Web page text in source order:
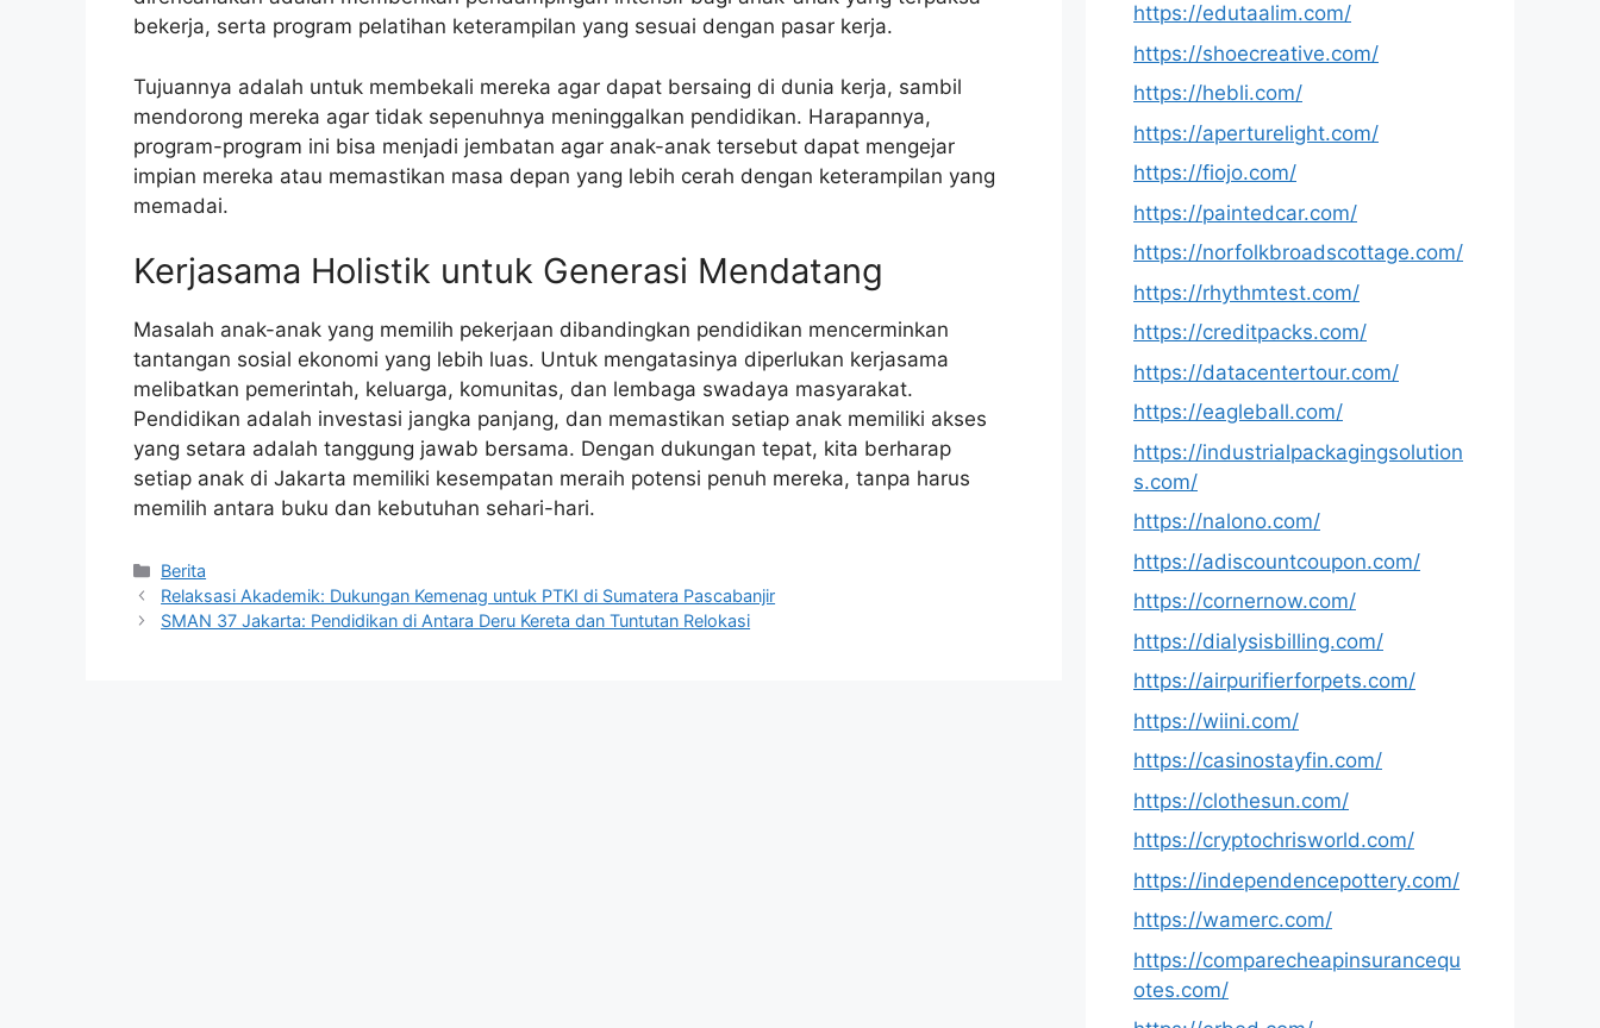
bekerja, serta program pelatihan keterampilan yang sesuai dengan pasar kerja.
Tujuannya adalah untuk membekali mereka agar dapat bersaing di dunia kerja, sambil
mendorong mereka agar tidak sepenuhnya meninggalkan pendidikan. Harapannya,
program-program ini bisa menjadi jembatan agar anak-anak tersebut dapat mengejar
impian mereka atau memastikan masa depan yang lebih cerah dengan keterampilan yang
memadai.
Kerjasama Holistik untuk Generasi Mendatang
Masalah anak-anak yang memilih pekerjaan dibandingkan pendidikan mencerminkan
tantangan sosial ekonomi yang lebih luas. Untuk mengatasinya diperlukan kerjasama
melibatkan pemerintah, keluarga, komunitas, dan lembaga swadaya masyarakat.
Pendidikan adalah investasi jangka panjang, dan memastikan setiap anak memiliki akses
yang setara adalah tanggung jawab bersama. Dengan dukungan tepat, kita berharap
setiap anak di Jakarta memiliki kesempatan meraih potensi penuh mereka, tanpa harus
memilih antara buku dan kebutuhan sehari-hari.
Kategori
Berita
Relaksasi Akademik: Dukungan Kemenag untuk PTKI di Sumatera Pascabanjir
SMAN 37 Jakarta: Pendidikan di Antara Deru Kereta dan Tuntutan Relokasi
https://edutaalim.com/
https://shoecreative.com/
https://hebli.com/
https://aperturelight.com/
https://fiojo.com/
https://paintedcar.com/
https://norfolkbroadscottage.com/
https://rhythmtest.com/
https://creditpacks.com/
https://datacentertour.com/
https://eagleball.com/
https://industrialpackagingsolution
s.com/
https://nalono.com/
https://adiscountcoupon.com/
https://cornernow.com/
https://dialysisbilling.com/
https://airpurifierforpets.com/
https://wiini.com/
https://casinostayfin.com/
https://clothesun.com/
https://cryptochrisworld.com/
https://independencepottery.com/
https://wamerc.com/
https://comparecheapinsurancequ
otes.com/